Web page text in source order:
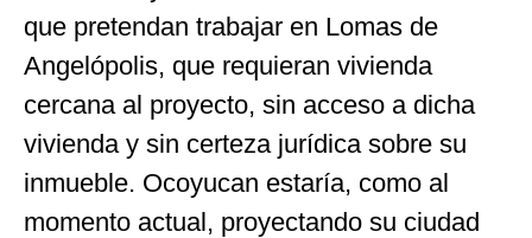
que pretendan trabajar en Lomas de
Angelópolis, que requieran vivienda
cercana al proyecto, sin acceso a dicha
vivienda y sin certeza jurídica sobre su
inmueble. Ocoyucan estaría, como al
momento actual, proyectando su ciudad